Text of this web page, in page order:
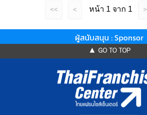
<< < หน้า 1 จาก 1 >
ผู้สนับสนุน : Sponsor
▲ GO TO TOP